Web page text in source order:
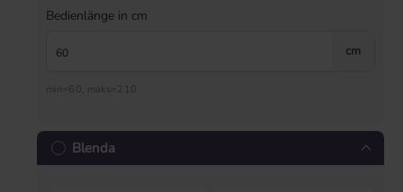
Bedienlänge in cm
cm
min=60, maks=210
Blenda